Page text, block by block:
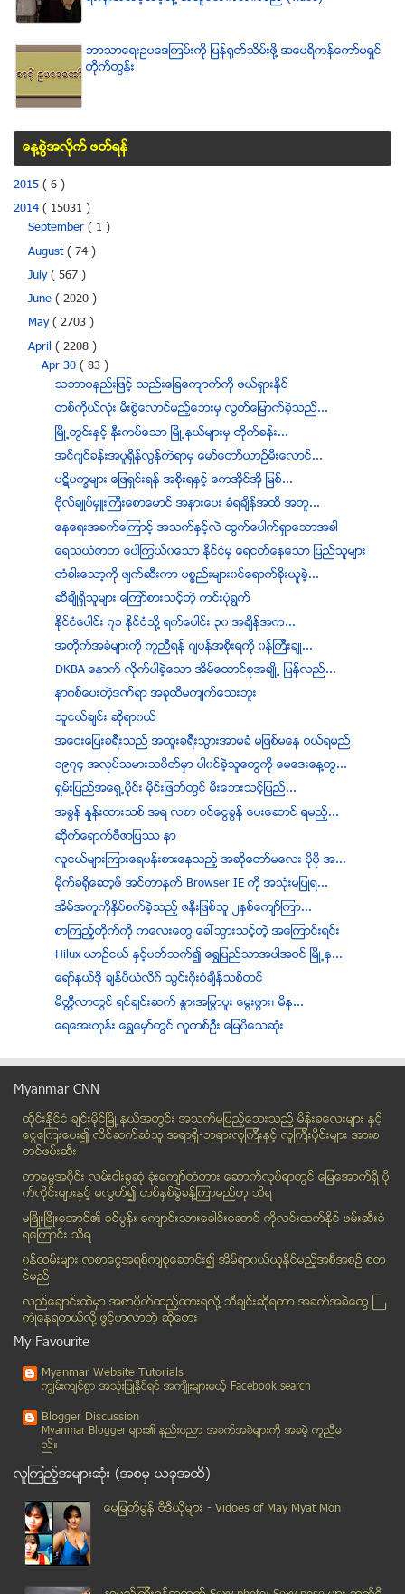
ဘာသာေရးဥပေဒၾကမ္းကို ျပန္ရုတ္သိမ္းဖို႔ အေမရိကန္ေကာ္မရွင္
တိုက္တြန္း
ေန႔စြဲအလိုက္ ဖတ္ရန္
2015 ( 6 )
2014 ( 15031 )
September ( 1 )
August( 74 )
July( 567 )
June ( 2020 )
May( 2703 )
April ( 2208 )
Apr 30( 83 )
သဘာဝနည္းျဖင့္ သည္းေျခေက်ာက္ကို ဖယ္ရွားႏိုင္
တစ္ကိုယ္လံုး မီးစြဲေလာင္မည့္ေဘးမွ လြတ္ေျမာက္ခဲ့သည္...
ၿမိဳ႕တြင္းႏွင့္ နီးကပ္ေသာ ၿမိဳ႕နယ္မ်ားမွ တိုက္ခန္း...
အင္ဂ်င္ခန္းအပူရွိန္လြန္ကဲရာမွ ေမာ္ေတာ္ယာဥ္မီးေလာင္...
ပဋိပကၡမ်ား ေျဖရွင္းရန္ အစိုးရႏွင့္ ေကအိုင္အို ျမစ္...
ဗိုလ္ခ်ဳပ္မွဴးႀကီးေစာေမာင္ အနားေပး ခံရခ်ိန္အထိ အတူ...
ေနေရးအခက္ေၾကာင့္ အသက္ႏွင့္လဲ ထြက္ေပါက္ရွာေသာအခါ
ေရသယံဇာတ ေပါႂကြယ္၀ေသာ ႏုိင္ငံမွ ေရငတ္ေနေသာ ျပည္သူမ်ား
တံခါးေသာ့ကုိ ဖ်က္ဆီးကာ ပစၥည္းမ်ား၀င္ေရာက္ခုိးယူခ့ဲ...
ဆီခ်ိဳရိွသူမ်ား ေၾကာ္စားသင့္တဲ့ ကင္းပံုရြက္
ႏုိင္ငံေပါင္း ၇၁ ႏုိင္ငံသို႔ ရက္ေပါင္း ၃၀ အခ်ိန္အက...
အတိုက္အခံမ်ားကို ကူညီရန္ ဂ်ပန္အစိုးရကို ၀န္ႀကီးခ်ဳ...
DKBA ေနာက္ လိုက္ပါခဲ့ေသာ အိမ္ေထာင္စုအခ်ဳိ႕ ျပန္လည္...
နာဂစ္ေပးတဲ့ဒဏ္ရာ အခုထိမက်က္ေသးဘူး
သူငယ္ခ်င္း ဆုိရာ၀ယ္
အေဝးေျပးခရီးသည္ အထူးခရီးသြားအာမခံ မျဖစ္မေန ဝယ္ရမည္
၁၉၇၄ အလုပ္သမားသပိတ္မွာ ပါ၀င္ခဲ့သူေတြကို ေမေဒးေန႔တြ...
ရွမ္းျပည္အေရွ႕ပိုင္း မိုင္းျဖတ္တြင္ မီးေဘးသင့္ျပည္...
အခြန္ ႏႈန္းထားသစ္ အရ လစာ ဝင္ေငြခြန္ ေပးေဆာင္ ရမည့္...
ဆုိက္ေရာက္ဗီဇာျပႆ နာ
လူငယ္မ်ားၾကားေရပန္းစားေနသည့္ အဆိုေတာ္မေလး ပိုပို အ...
မိုက္ခ႐ိုေဆာ့ဖ္ အင္တာနက္ Browser IE ကို အသုံးမျပဳရ...
အိမ္အကူကိုႏွိပ္စက္ခဲ့သည့္ ဇနီးျဖစ္သူ ၂ႏွစ္ေက်ာ္ၾကာ...
စာၾကည့္တုိက္ကုိ ကေလးေတြ ေခၚသြားသင့္တဲ့ အေၾကာင္းရင္း
Hilux ယာဥ္ငယ္ ႏွင့္ပတ္သက္၍ ေရႊျပည္သာအပါအဝင္ ၿမိဳ႕န...
ေရာ္နယ္ဒုိ ခ်န္ပီယံလိဂ္ သြင္းဂုိးစံခ်ိန္သစ္တင္
မိတၳီလာတြင္ ရင္ခ်င္းဆက္ ႏြားအႁမႊာပူး ေမြးဖြား၊ မိန...
ေရေအးကုန္း ေရႊေမွာ္တြင္ လူတစ္ဦး ေျမပိေသဆံုး
႐ုရွား လိုလားသည့္ ခဲြထြက္ေရးသမားေတြ အစိုးရ အေဆာက္အ...
သစ္လုံးတင္ဒါေစ်း က်ဆင္းလို႔ သစ္လုပ္ငန္းရွင္ေတြ အဆင...
အီရတ္ႏိုင္ငံ ဘဂၢဒက္ၿမိဳ႕တြင္ ေရြးေကာက္ပြဲေၾကာင့္ လ...
ႏိုင္ငံတကာသတင္းေထာက္မ်ားအား ျပည္၀င္ခြင့္ဗီဇာ ေျပာင...
ေဆာ္ဒီအာေရးဗီးယားတြင္ မားစ္ေရာဂါ ျဖစ္ပြားသူ ၃၄၅ ဦ...
အသံခ်ဲ႕စက္ တစ္လံုးေၾကာင့္ မံုရြာမွာ တစ္ရြာလံုးမီးေ...
ရခုိင္ျပည္နယ္တြင္ NGO မ်ား လုပ္ကိုင္မႈမ်ားကို ေစာင...
ဒဂံုဧရာ အေ၀းေျပး၀င္းအတြင္း စိတ္ႂကြေဆးျပား မ်ားႏွင္...
ရန္ကုန္တိရစၦာန္ဥယ်ာဥ္အား တစ္ႏွစ္ က်ပ္သိန္း ၇၀၀ ျဖင...
လမ္းေဆာက္ေရး အထူးအဖြဲ႕မွ ေထာ္လာဂ်ီယာဥ္ တိမ္းေမွာက္...
လက္ပံေတာင္းေတာင္ စီမံကိန္းရွိ လယ္တီသိမ္ကို အၿပီးၿဖ...
ဆုပန္ထြာနဲ႔ ကုိဥကၠာေက်ာ္တုိ႔ရဲ႕ ေစ့စပ္ပြဲ ကန္႔ကြက္...
K Pop Concert တြင္ေဖ်ာ္ေျဖမည့္ ကိုရီးယားအနုပညာရွင္...
ယူကရိန္းအစိုးရပိုင္ အေဆာက္အဦးေတြ ထပ္မံသိမ္းပိုက္ခံရ
လူသားအေရျပားအတု စမ္းသပ္ခန္းအတြင္း ထုတ္လုပ္ေအာင္ျမင္
ရိုးရိုးေအးေအး ကာရိုက္တာနဲ႔ေရာ၊ ခပ္သြက္သြက္ ဟာသကား...
Myanmar CNN
ထိုင္းနို္င္ငံ ခ်င္းမိုင္ျမိဳ ့နယ္အတြင္း အသက္မျပည့္ေသးသည့္ မိန္းခေလးမ်ား နွင့္
ေငြေၾကးေပး၍ လိင္ဆက္ဆံသူ အရာရွိ-ဘုရားလူၾကီးနွင့္ လူၾကီးပိုင္းမ်ား အားစ
တင္ဖမ္းဆီး
တာေမြအ၀ိုင္း လမ္းငါးခြဆံု ခံုးေက်ာ္တံတား ေဆာက္လုပ္ရာတြင္ ေျမေအာက္ရွိ ပို
က္လိုင္းမ်ားႏွင့္ မလြတ္၍ တစ္ႏွစ္ခြဲခန္႔ၾကာမည္ဟု သိရ
မၿဖိဳးၿဖိဳးေအာင္၏ ခင္ပြန္း ေက်ာင္းသားေခါင္းေဆာင္ ကိုလင္းထက္ႏိုင္ ဖမ္းဆီးခံ
ရေၾကာင္း သိရ
၀န္ထမ္းမ်ား လစာေငြအရစ္က်စုေဆာင္း၍ အိမ္ရာ၀ယ္ယူႏုိင္မည့္အစီအစဥ္ စတ
င္မည္
လည္ေခ်ာင္းထဲမွာ အစာပိုက္ထည့္ထားရလုိ႔ သီခ်င္းဆုိရတာ အခက္အခဲေတြ ႀ
ကံဳေနရတယ္လို႔ ဖြင့္ဟလာတဲ့ ဆုိေတး
My Favourite
Myanmar Website Tutorials
ကၽြမ္းက်င္စြာ အသုံးျပဳႏုိင္ရင္ အက်ိဳးမ်ားမယ့္ Facebook search
Blogger Discussion
Myanmar Blogger မ်ား၏ နည္းပညာ အခက္အခဲမ်ားကုိ အခမဲ့ ကူညီမ
ည္။
လူၾကည့္အမ်ားဆုံး (အစမွ ယခုအထိ)
ေမျမတ္မြန္ ဗီဒီယုိမ်ား - Vidoes of May Myat Mon